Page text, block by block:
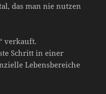
das man nie nutzen
verkauft.
Schritt in einer
Lebensbereiche